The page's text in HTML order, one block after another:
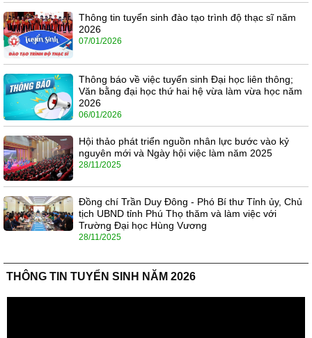
Thông tin tuyển sinh đào tạo trình độ thạc sĩ năm
2026
07/01/2026
Thông báo về việc tuyển sinh Đại học liên thông;
Văn bằng đại học thứ hai hệ vừa làm vừa học năm
2026
06/01/2026
Hội thảo phát triển nguồn nhân lực bước vào kỷ
nguyên mới và Ngày hội việc làm năm 2025
28/11/2025
Đồng chí Trần Duy Đông - Phó Bí thư Tỉnh ủy, Chủ
tịch UBND tỉnh Phú Thọ thăm và làm việc với
Trường Đại học Hùng Vương
28/11/2025
THÔNG TIN TUYỂN SINH NĂM 2026